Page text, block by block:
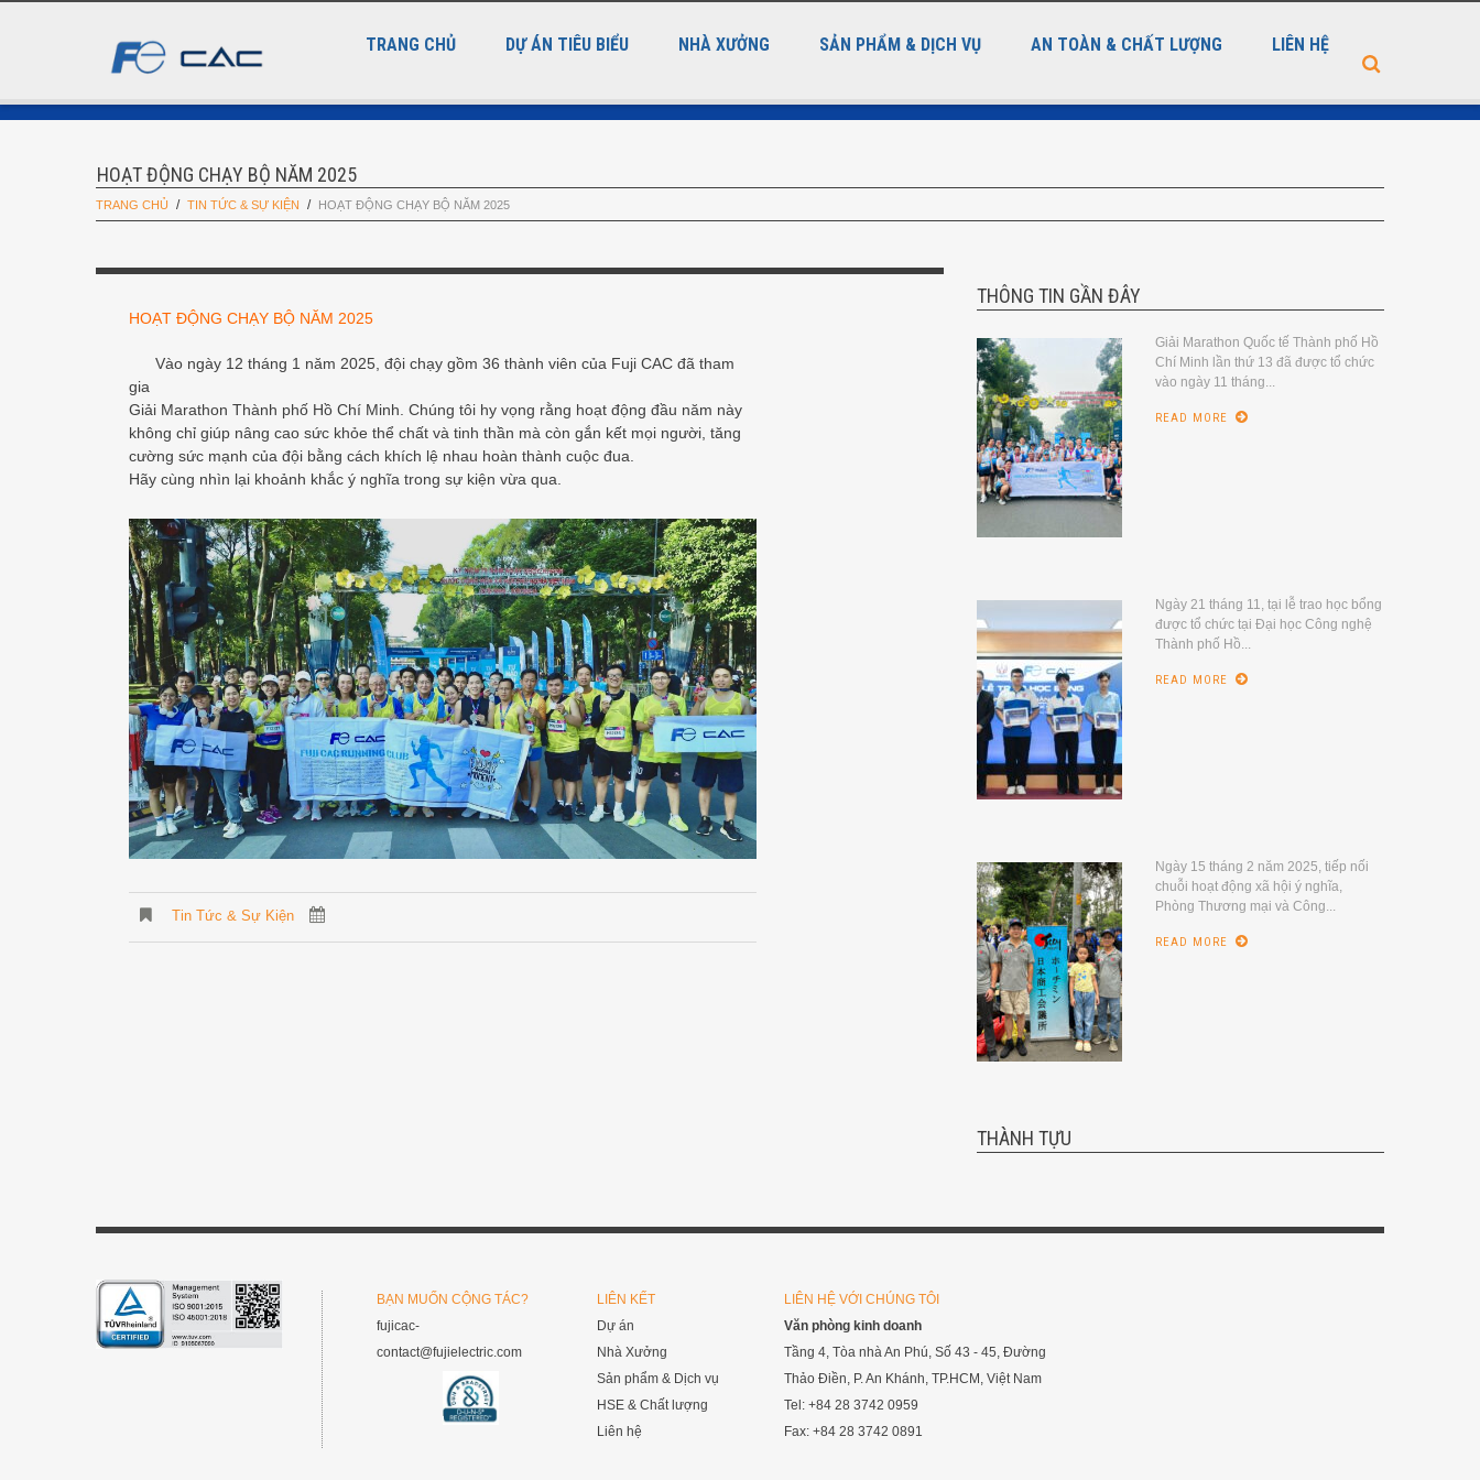
TRANG CHỦ DỰ ÁN TIÊU BIỂU NHÀ XƯỞNG SẢN PHẨM & DỊCH VỤ AN TOÀN & CHẤT LƯỢNG LIÊN HỆ
HOẠT ĐỘNG CHẠY BỘ NĂM 2025
TRANG CHỦ TIN TỨC & SỰ KIỆN HOẠT ĐỘNG CHẠY BỘ NĂM 2025
HOẠT ĐỘNG CHẠY BỘ NĂM 2025
Vào ngày 12 tháng 1 năm 2025, đội chạy gồm 36 thành viên của Fuji CAC đã tham
gia
Giải Marathon Thành phố Hồ Chí Minh. Chúng tôi hy vọng rằng hoạt động đầu năm này
không chỉ giúp nâng cao sức khỏe thể chất và tinh thần mà còn gắn kết mọi người, tăng
cường sức mạnh của đội bằng cách khích lệ nhau hoàn thành cuộc đua.
Hãy cùng nhìn lại khoảnh khắc ý nghĩa trong sự kiện vừa qua.
Tin Tức & Sự Kiện
THÔNG TIN GẦN ĐÂY
Giải Marathon Quốc tế Thành phố Hồ
Chí Minh lần thứ 13 đã được tổ chức
vào ngày 11 tháng...
READ MORE
Ngày 21 tháng 11, tại lễ trao học bổng
được tổ chức tại Đại học Công nghệ
Thành phố Hồ...
READ MORE
Ngày 15 tháng 2 năm 2025, tiếp nối
chuỗi hoạt động xã hội ý nghĩa,
Phòng Thương mại và Công...
READ MORE
THÀNH TỰU
BẠN MUỐN CỘNG TÁC?
fujicac-
contact@fujielectric.com
LIÊN KẾT
Dự án
Nhà Xưởng
Sản phẩm & Dịch vụ
HSE & Chất lượng
Liên hệ
LIÊN HỆ VỚI CHÚNG TÔI
Văn phòng kinh doanh
Tầng 4, Tòa nhà An Phú, Số 43 - 45, Đường
Thảo Điền, P. An Khánh, TP.HCM, Việt Nam
Tel: +84 28 3742 0959
Fax: +84 28 3742 0891